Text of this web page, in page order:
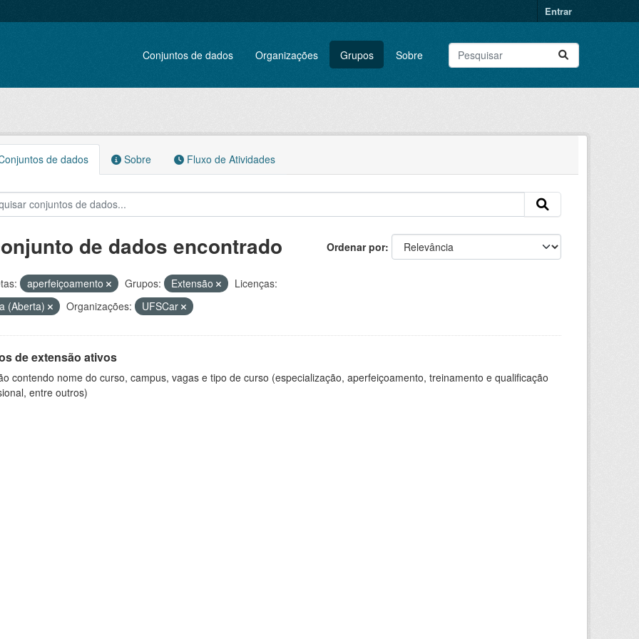
Entrar
Conjuntos de dados Organizações Grupos Sobre
de dados Sobre Fluxo de Atividades
Ordenar por
de dados encontrado
aperfeiçoamento Grupos: Extensão
Licenças:
(Aberta)
Organizações: UFSCar
de extensão ativos
contendo nome do curso, campus, vagas e tipo de curso (especialização, aperfeiçoamento, treinamento e qualificação
entre outros)